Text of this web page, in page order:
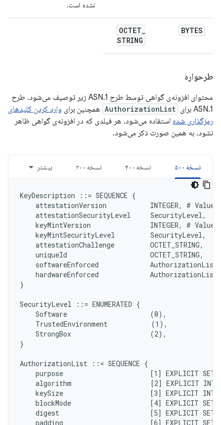
نشده است.
BYTES
OCTET_
STRING
طرحواره
محتوای افزونه‌ی گواهی توسط طرح ASN.1 زیر توصیف می‌شود. طرح
ASN.1 برای
AuthorizationList همچنین برای وارد کردن کلیدهای
رمزگذاری شده استفاده می‌شود. هر فیلدی که در افزونه‌ی گواهی ظاهر
نشود، به همین صورت ذکر می‌شود.
نسخه ۵۰۰ نسخه ۴۰۰ نسخه ۳۰۰ بیشتر
KeyDescription ::= SEQUENCE {
attestationVersion           INTEGER, # Value
    attestationSecurityLevel     SecurityLevel,
keyMintVersion               INTEGER, # Value
    keyMintSecurityLevel         SecurityLevel,
    attestationChallenge         OCTET_STRING,
    uniqueId                     OCTET_STRING,
    softwareEnforced             AuthorizationList,
    hardwareEnforced             AuthorizationList,
}
SecurityLevel ::= ENUMERATED {
    Software                     (0),
    TrustedEnvironment           (1),
    StrongBox                    (2),
}
AuthorizationList ::= SEQUENCE {
purpose                      [1] EXPLICIT
algorithm                    [2] EXPLICIT
keySize                      [3] EXPLICIT
blockMode                    [4] EXPLICIT
digest                       [5] EXPLICIT
padding                      [6] EXPLICIT